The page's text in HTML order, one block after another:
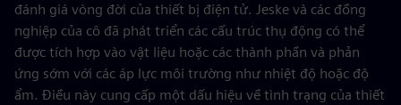
đánh giá vòng đời của thiết bị điện tử. Jeske và các đồng
nghiệp của cô đã phát triển các cấu trúc thụ động có thể
được tích hợp vào vật liệu hoặc các thành phần và phản
ứng sớm với các áp lực môi trường như nhiệt độ hoặc độ
ẩm. Điều này cung cấp một dấu hiệu về tình trạng của thiết